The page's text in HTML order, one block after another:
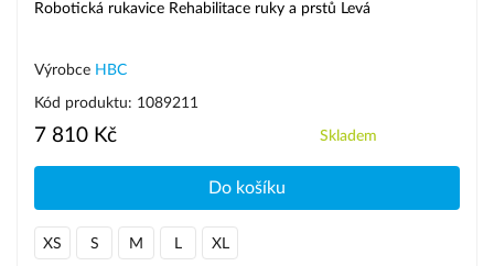
Robotická rukavice Rehabilitace ruky a prstů Levá
Výrobce HBC
Kód produktu: 1089211
7 810 Kč Skladem
Do košíku
XS S M L XL